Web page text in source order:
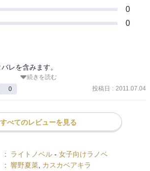
0
0
レを含みます。
て言ってたように思う、ゼルイークですけ
をやめる」って言い出したのにはびっく
ょっと想像できません。なんかよりヘタレ
やり取りをしてるゼルイークとエルレイン
最初の頃とは違って、甘い感じがするんで
うか。もうちょっと態度も甘いといいんで
続きを読む
0 投稿日 : 2011.07.04
すべてのレビューを見る
: ライトノベル - 女子向けラノベ
: 響野夏菜 カスカベアキラ